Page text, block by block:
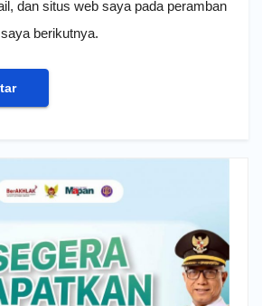
dan situs web saya pada peramban
berikutnya.